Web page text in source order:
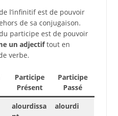
l’infinitif est de pouvoir
de sa conjugaison.
participe est de pouvoir
un adjectiftout en
verbe.
Participe
Présent
Participe
Passé
alourdissa
alourdi